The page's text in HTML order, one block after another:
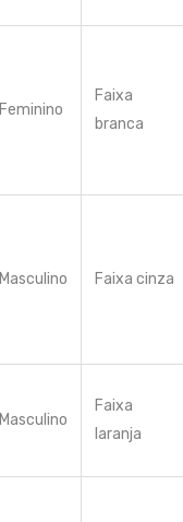
Feminino
Faixa
branca
Masculino Faixa cinza
Masculino
Faixa
laranja